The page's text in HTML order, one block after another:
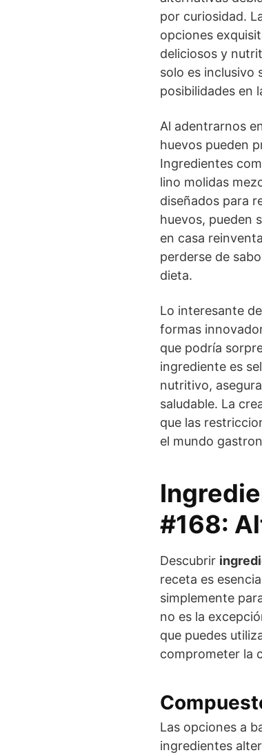
por curiosidad.
opciones
deliciosos y
solo es inclusivo
posibilidades en
Al adentrarnos
huevos pueden
Ingredientes
lino molidas
diseñados para
huevos, pueden
en casa
perderse de
dieta.
Lo interesante
formas
que podría
ingrediente es
nutritivo,
saludable. La
que las
el mundo
#168:
Descubrir
receta es
simplemente
no es la
que puedes
comprometer la
Las opciones a
ingredientes